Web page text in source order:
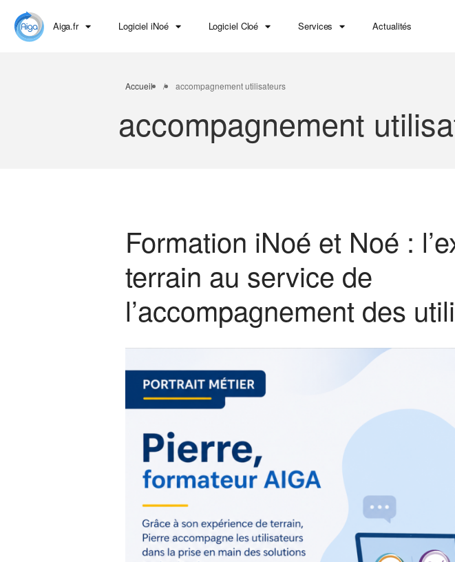
Aiga.fr Logiciel iNoé Logiciel Cloé Services Actualités
Accueil / accompagnement utilisateurs
accompagnement
Formation iNoé et Noé :
terrain au service de
l’accompagnement des